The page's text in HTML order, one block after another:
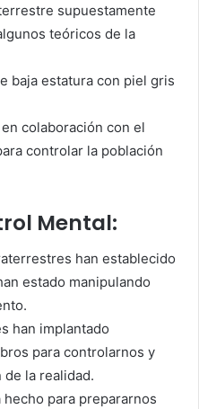
supuestamente
teóricos de la
baja estatura con piel gris
colaboración con el
controlar la población
Mental:
han establecido
estado manipulando
han implantado
para controlarnos y
la realidad.
para prepararnos